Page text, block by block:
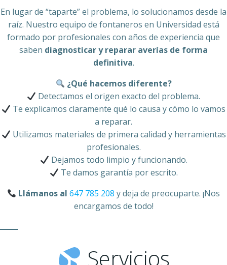
En lugar de “taparte” el problema, lo solucionamos desde la
raíz. Nuestro equipo de fontaneros en Universidad está
formado por profesionales con años de experiencia que
saben diagnosticar y reparar averías de forma
definitiva.
¿Qué hacemos diferente?
Detectamos el origen exacto del problema.
Te explicamos claramente qué lo causa y cómo lo vamos
a reparar.
Utilizamos materiales de primera calidad y herramientas
profesionales.
Dejamos todo limpio y funcionando.
Te damos garantía por escrito.
Llámanos al647 785 208 y deja de preocuparte. ¡Nos
encargamos de todo!
Servicios